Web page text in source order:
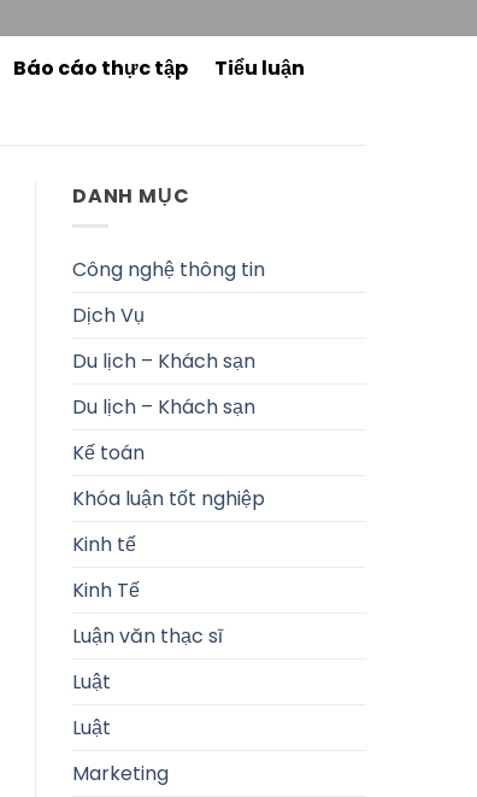
Báo cáo thực tập
Tiểu luận
DANH MỤC
Công nghệ thông tin
Dịch Vụ
Du lịch – Khách sạn
Du lịch – Khách sạn
Kế toán
Khóa luận tốt nghiệp
Kinh tế
Kinh Tế
Luận văn thạc sĩ
Luật
Luật
Marketing